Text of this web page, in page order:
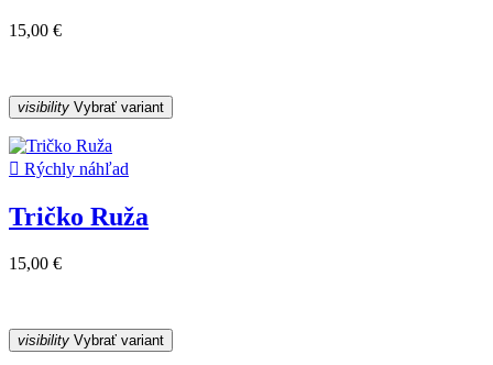
15,00 €
visibility Vybrať variant
 Rýchly náhľad
Tričko Ruža
15,00 €
visibility Vybrať variant